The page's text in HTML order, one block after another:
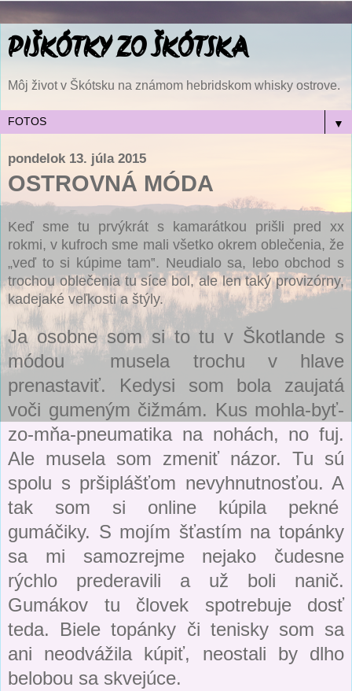
PIŠKÓTKY ZO ŠKÓTSKA
Môj život v Škótsku na známom hebridskom whisky ostrove.
▼
pondelok 13. júla 2015
OSTROVNÁ MÓDA
Keď sme tu prvýkrát s kamarátkou prišli pred xx
rokmi, v kufroch sme mali všetko okrem oblečenia, že
„veď to si kúpime tam‟. Neudialo sa, lebo obchod s
trochou oblečenia tu síce bol, ale len taký provizórny,
kadejaké veľkosti a štýly.
Ja osobne som si to tu v Škotlande s
módou musela trochu v hlave
prenastaviť. Kedysi som bola zaujatá
voči gumeným čižmám. Kus mohla-byť-
zo-mňa-pneumatika na nohách, no fuj.
Ale musela som zmeniť názor. Tu sú
spolu s pršiplášťom nevyhnutnosťou. A
tak som si online kúpila pekné
gumáčiky. S mojím šťastím na topánky
sa mi samozrejme nejako čudesne
rýchlo prederavili a už boli nanič.
Gumákov tu človek spotrebuje dosť
teda. Biele topánky či tenisky som sa
ani neodvážila kúpiť, neostali by dlho
belobou sa skvejúce.